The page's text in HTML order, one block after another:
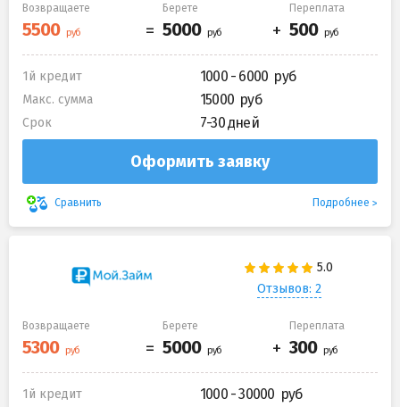
Возвращаете Берете Переплата
1й кредит 1000 - 6000
Макс. сумма 15000
Срок 7-30 дней
Оформить заявку
Сравнить Подробнее
Отзывов: 2
Возвращаете Берете Переплата
1й кредит 1000 - 30000